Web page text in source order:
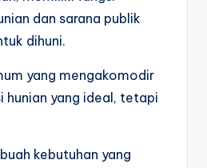
dan sarana publik
dihuni.
yang mengakomodir
hunian yang ideal, tetapi
kebutuhan yang